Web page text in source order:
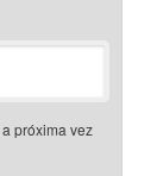
próxima vez